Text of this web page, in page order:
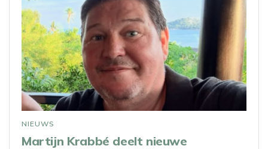
NIEUWS
Martijn Krabbé deelt nieuwe